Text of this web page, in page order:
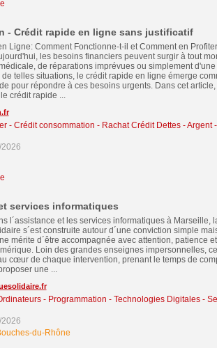
- Crédit rapide en ligne sans justificatif
Ligne: Comment Fonctionne-t-il et Comment en
les besoins financiers peuvent surgir à tout
de réparations imprévues ou simplement
telles situations, le crédit rapide en ligne émerge
pour répondre à ces besoins urgents. Dans cet
crédit rapide ...
- Crédit consommation - Rachat Crédit Dettes-Argent
services informatiques
l´assistance et les services informatiques à Marseille,
s´est construite autour d´une conviction simple
mérite d´être accompagnée avec attention, patience
Loin des grandes enseignes impersonnelles,
cœur de chaque intervention, prenant le temps de
une ...
- Programmation - Technologies Digitales-
du-Rhône